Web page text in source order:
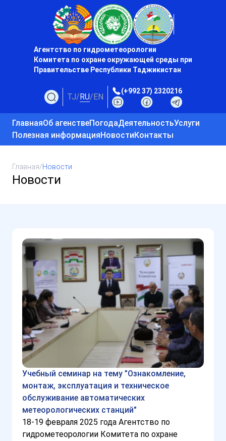
Агентство по гидрометеорологии
Комитета по охране окружающей среды при
Правительстве Республики Таджикистан
TJ/RU/EN
(+992 37) 2320216
ГлавнаяОб агенствеПогодаДеятельностьУслуги
Полезная информацияНовостиКонтакты
Главная/Новости
Новости
Учебный семинар на тему ”Ознакомление,
монтаж, эксплуатация и техническое
обслуживание автоматических
метеорологических станций"
18-19 февраля 2025 года Агентство по
гидрометеорологии Комитета по охране